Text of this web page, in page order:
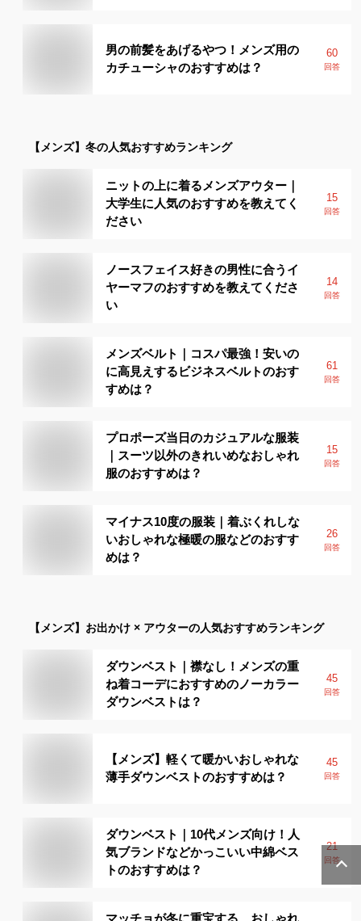
男の前髪をあげるやつ！メンズ用の
カチューシャのおすすめは？
60
回答
【メンズ】 冬の人気おすすめランキング
ニットの上に着るメンズアウター｜
大学生に人気のおすすめを教えてく
ださい
15
回答
ノースフェイス好きの男性に合うイ
ヤーマフのおすすめを教えてくださ
い
14
回答
メンズベルト｜コスパ最強！安いの
に高見えするビジネスベルトのおす
すめは？
61
回答
プロポーズ当日のカジュアルな服装
｜スーツ以外のきれいめなおしゃれ
服のおすすめは？
15
回答
マイナス10度の服装｜着ぶくれしな
いおしゃれな極暖の服などのおすす
めは？
26
回答
【メンズ】 お出かけ × アウターの人気おすすめランキング
ダウンベスト｜襟なし！メンズの重
ね着コーデにおすすめのノーカラー
ダウンベストは？
45
回答
【メンズ】軽くて暖かいおしゃれな
薄手ダウンベストのおすすめは？
45
回答
ダウンベスト｜10代メンズ向け！人
気ブランドなどかっこいい中綿ベス
トのおすすめは？
21
回答
マッチョが冬に重宝する、おしゃれ